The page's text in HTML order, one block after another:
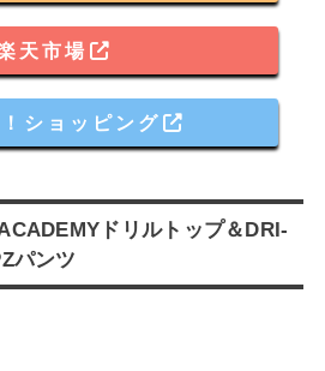
天市場
ショッピング
ドリルトップ＆DRI-
パンツ